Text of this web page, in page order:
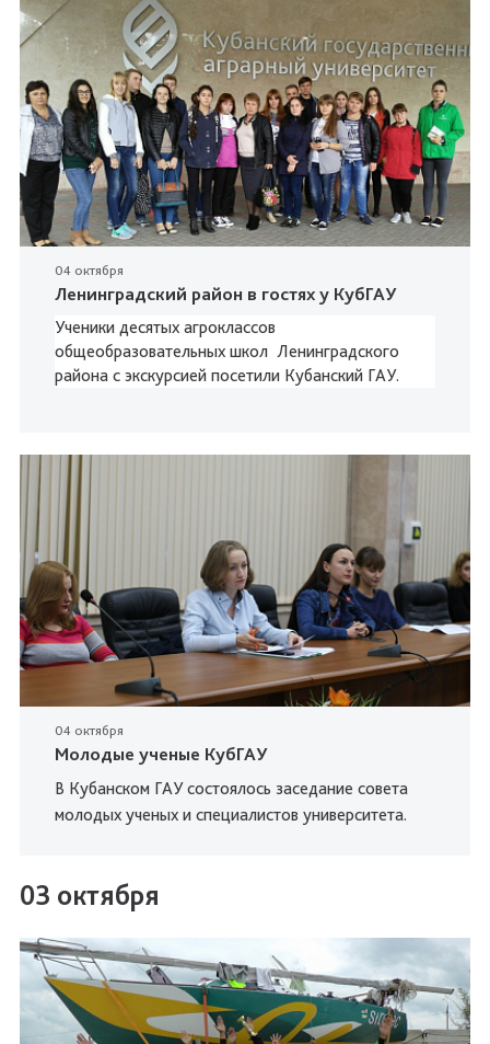
04 октября
Ленинградский район в гостях у КубГАУ
Ученики десятых агроклассов
общеобразовательных школ Ленинградского
района с экскурсией посетили Кубанский ГАУ.
04 октября
Молодые ученые КубГАУ
В Кубанском ГАУ состоялось заседание совета
молодых ученых и специалистов университета.
03 октября